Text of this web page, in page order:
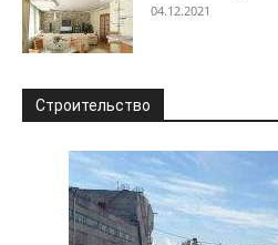
04.12.2021
Строительство